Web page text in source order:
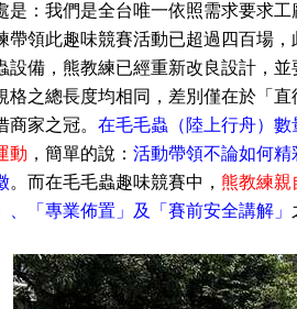
是：我們是全台唯一依照需求要求
帶領此趣味競賽活動已超過四百場
設備，熊教練已經重新改良設計，
格之總長度均相同，差別僅在於 「
商家之冠。在毛毛蟲（陸上行舟）數
動 ，簡單的說：活動帶領不論如何
。而在毛毛蟲趣味競賽中，熊教練親
、「專業佈置」 及 「賽前安全講解」